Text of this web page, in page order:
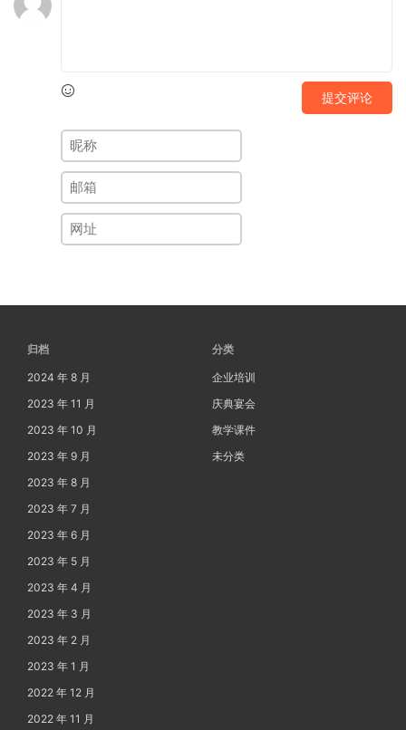
提交评论
归档
2024 年 8 月
2023 年 11 月
2023 年 10 月
2023 年 9 月
2023 年 8 月
2023 年 7 月
2023 年 6 月
2023 年 5 月
2023 年 4 月
2023 年 3 月
2023 年 2 月
2023 年 1 月
2022 年 12 月
2022 年 11 月
分类
企业培训
庆典宴会
教学课件
未分类